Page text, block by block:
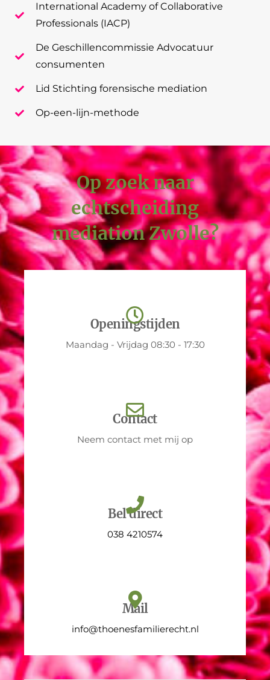
International Academy of Collaborative
Professionals (IACP)
De Geschillencommissie Advocatuur
consumenten
Lid Stichting forensische mediation
Op-een-lijn-methode
Op zoek naar
echtscheiding
mediation Zwolle?
Openingstijden
Maandag - Vrijdag 08:30 - 17:30
Contact
Neem contact met mij op
Bel direct
038 4210574
Mail
info@thoenesfamilierecht.nl